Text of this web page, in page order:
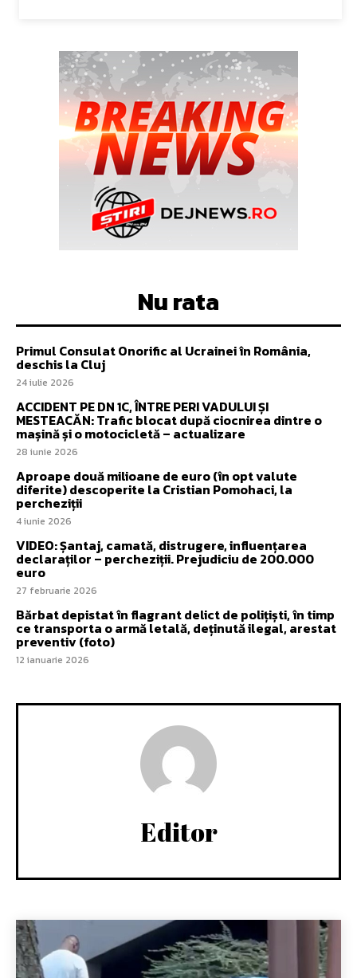
Nu rata
Primul Consulat Onorific al Ucrainei în România,
deschis la Cluj
24 iulie 2026
ACCIDENT PE DN 1C, ÎNTRE PERI VADULUI ȘI
MESTEACĂN: Trafic blocat după ciocnirea dintre o
mașină și o motocicletă – actualizare
28 iunie 2026
Aproape două milioane de euro (în opt valute
diferite) descoperite la Cristian Pomohaci, la
percheziții
4 iunie 2026
VIDEO: Șantaj, camată, distrugere, influențarea
declaraților – percheziții. Prejudiciu de 200.000
euro
27 februarie 2026
Bărbat depistat în flagrant delict de polițiști, în timp
ce transporta o armă letală, deținută ilegal, arestat
preventiv (foto)
12 ianuarie 2026
Editor